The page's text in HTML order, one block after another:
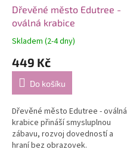
Dřevěné město Edutree -
oválná krabice
Skladem (2-4 dny)
449 Kč
Do košíku
Dřevěné město Edutree - oválná
krabice přináší smysluplnou
zábavu, rozvoj dovedností a
hraní bez obrazovek.